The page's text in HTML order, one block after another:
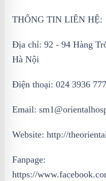
THÔNG TIN LIÊN HỆ:
Địa chỉ: 92 - 94 Hàng
Hà Nội
Điện thoại: 024 3936
Email:
Website: http://
Fanpage:
https://